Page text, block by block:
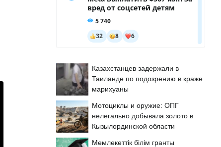
Казахстанцев задержали в
Таиланде по подозрению в краже
марихуаны
Мотоциклы и оружие: ОПГ
нелегально добывала золото в
Кызылординской области
Мемлекеттік білім гранты